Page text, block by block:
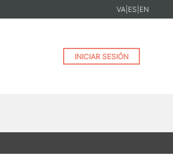
VA ES EN
INICIAR SESIÓN